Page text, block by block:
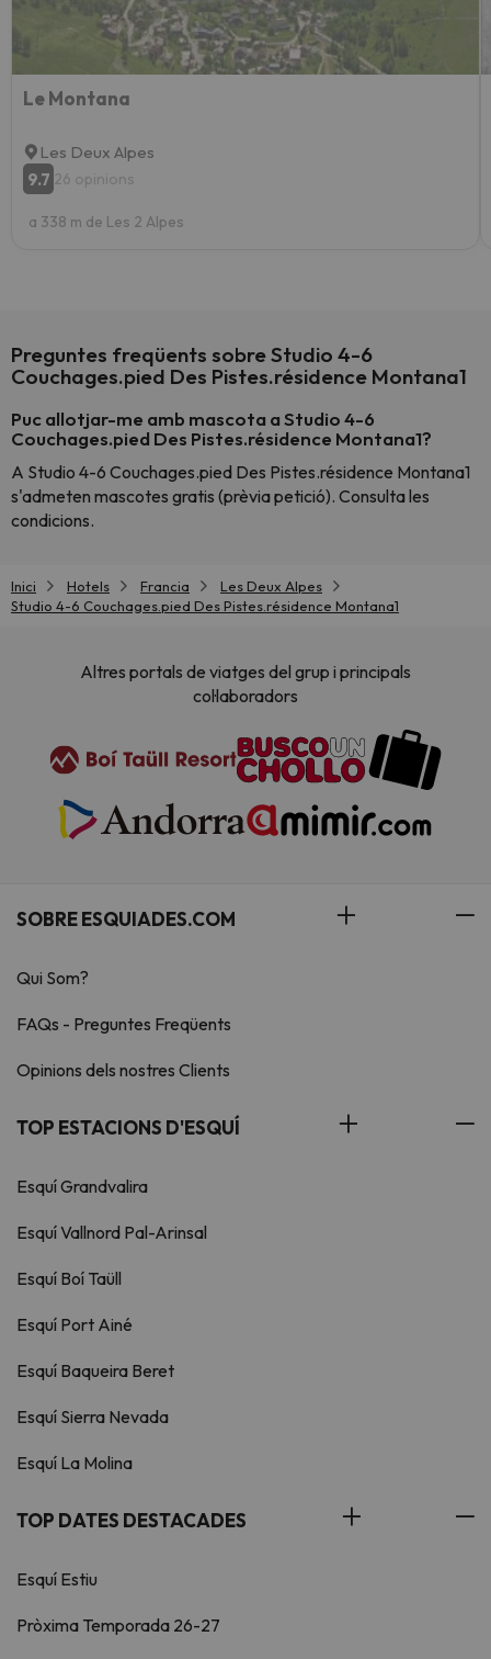
Le Montana
Les Deux Alpes
9.7 26 opinions
a 338 m de Les 2 Alpes
Preguntes freqüents sobre Studio 4-6
Couchages.pied Des Pistes.résidence Montana1
Puc allotjar-me amb mascota a Studio 4-6
Couchages.pied Des Pistes.résidence Montana1?
A Studio 4-6 Couchages.pied Des Pistes.résidence Montana1
s'admeten mascotes gratis (prèvia petició). Consulta les
condicions.
Inici Hotels Francia
Les Deux Alpes
Studio 4-6 Couchages.pied Des Pistes.résidence Montana1
Altres portals de viatges del grup i principals
col·laboradors
SOBRE ESQUIADES.COM
Qui Som?
FAQs - Preguntes Freqüents
Opinions dels nostres Clients
TOP ESTACIONS D'ESQUÍ
Esquí Grandvalira
Esquí Vallnord Pal-Arinsal
Esquí Boí Taüll
Esquí Port Ainé
Esquí Baqueira Beret
Esquí Sierra Nevada
Esquí La Molina
TOP DATES DESTACADES
Esquí Estiu
Pròxima Temporada 26-27